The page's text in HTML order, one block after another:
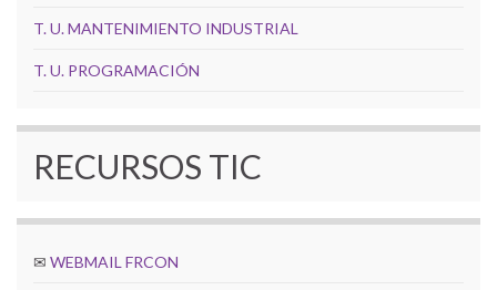
T. U. MANTENIMIENTO INDUSTRIAL
T. U. PROGRAMACIÓN
RECURSOS TIC
✉ WEBMAIL FRCON